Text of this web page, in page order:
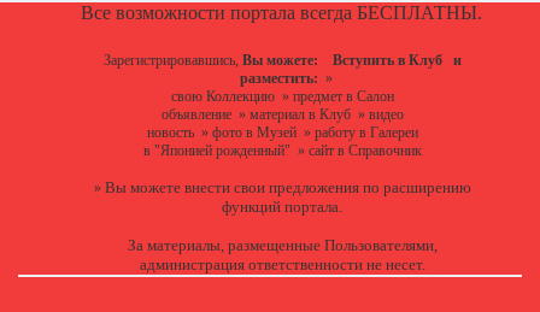
Все возможности портала всегда БЕСПЛАТНЫ.
Зарегистрировавшись, Вы можете: Вступить в Клуб
и
разместить: »
свою Коллекцию» предмет в Салон
объявление» материал в Клуб» видео
новость» фото в Музей» работу в Галереи
в "Японией рожденный" » сайт в Справочник
» Вы можете внести свои предложенияпо расширению
функций портала.
За материалы, размещенные Пользователями,
администрация ответственности не несет.